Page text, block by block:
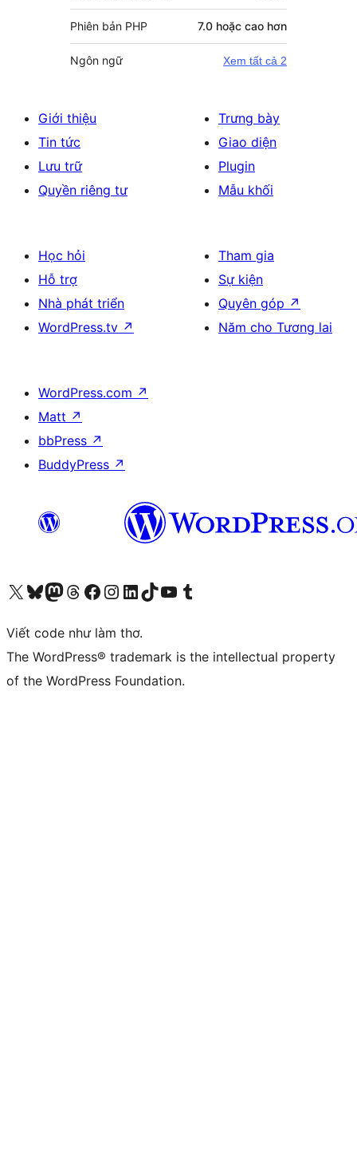
Phiên bản PHP 7.0 hoặc cao hơn
Ngôn ngữ Xem tất cả 2
Giới thiệu
Tin tức
Lưu trữ
Quyền riêng tư
Trưng bày
Giao diện
Plugin
Mẫu khối
Học hỏi
Hỗ trợ
Nhà phát triển
WordPress.tv ↗
Tham gia
Sự kiện
Quyên góp ↗
Năm cho Tương lai
WordPress.com ↗
Matt ↗
bbPress ↗
BuddyPress ↗
Truy cập tài khoản X (trước đây là Twitter) của chúng tôiVisit our Bluesky account
Visit our Mastodon account
Visit our Threads account
Xem trang Facebook của chúng tôiTruy cập tài khoản Instagram của chúng tôiTruy cập tài khoản LinkedIn của chúng tôiVisit our TikTok account
Truy cập kênh YouTube của chúng tôi Visit our Tumblr account
Viết code như làm thơ.
The WordPress® trademark is the intellectual property
of the WordPress Foundation.